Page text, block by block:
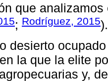
que analizamos
; Rodríguez, 2015).
desierto
la que la elite
y,